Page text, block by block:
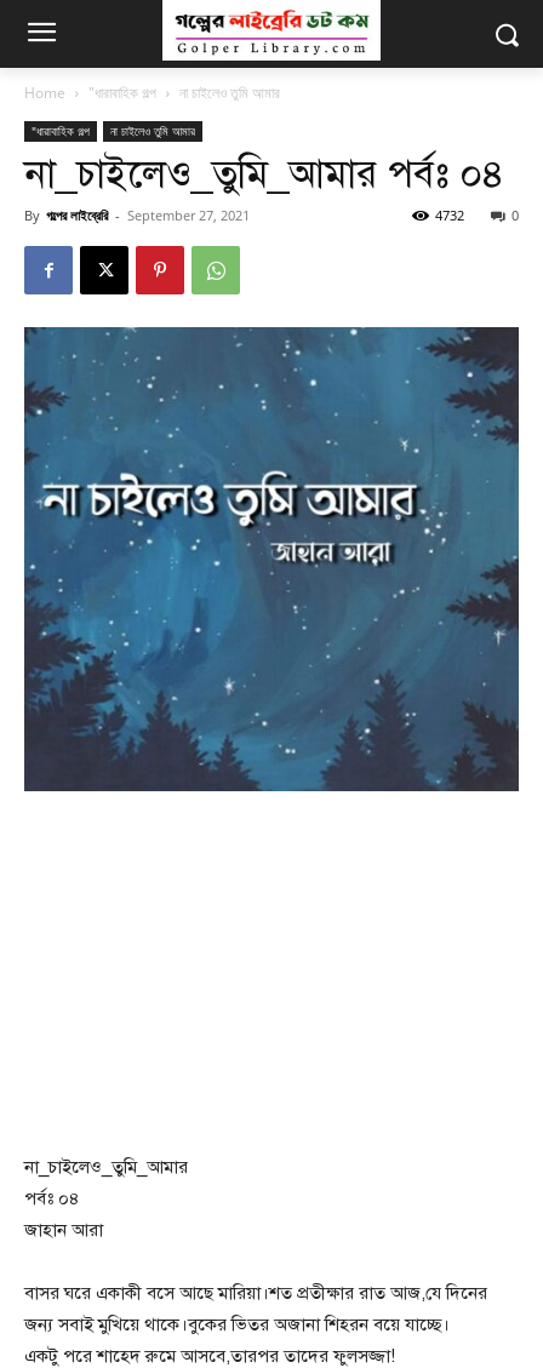
Home "ধারাবাহিক গল্প না চাইলেও তুমি আমার
"ধারাবাহিক গল্প না চাইলেও তুমি আমার
না_চাইলেও_তুমি_আমার পর্বঃ ০৪
By গল্পের লাইব্রেরি - September 27, 2021 0
4732
না_চাইলেও_তুমি_আমার
পর্বঃ ০৪
জাহান আরা
বাসর ঘরে একাকী বসে আছে মারিয়া।শত প্রতীক্ষার রাত আজ,যে দিনের
জন্য সবাই মুখিয়ে থাকে।বুকের ভিতর অজানা শিহরন বয়ে যাচ্ছে।
একটু পরে শাহেদ রুমে আসবে,তারপর তাদের ফুলসজ্জা!